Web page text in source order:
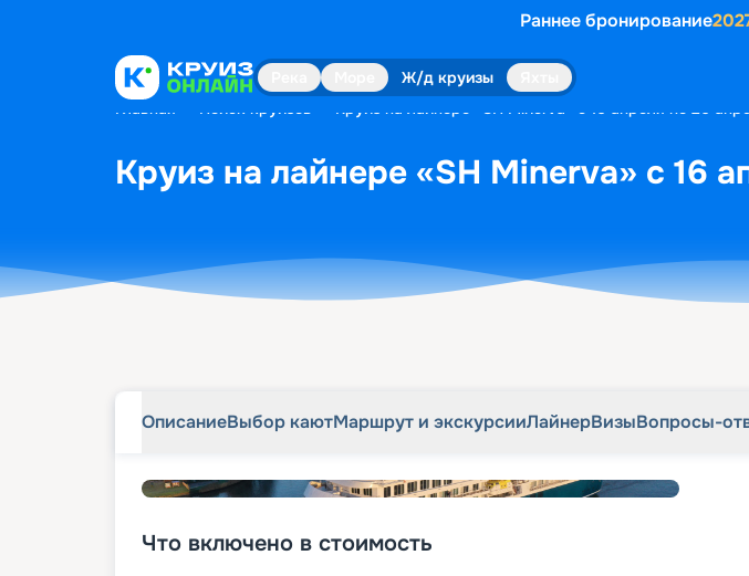
Раннее бронирование
Ж/д круизы
Главная Поиск круизов Круиз на лайнере «SH Minerva» с 16 апреля по 26
Круиз на лайнере «SH Minerva» с 16
ОписаниеВыбор каютМаршрут и экскурсииЛайнерВизыВопросы-
Что включено в стоимость